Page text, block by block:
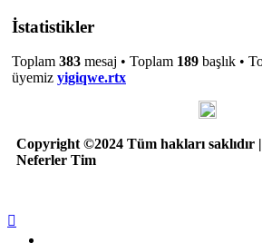
İstatistikler
Toplam 383 mesaj • Toplam 189 başlık •
üyemiz yigiqwe.rtx
Copyright ©2024 Tüm hakları saklıdır
Neferler Tim